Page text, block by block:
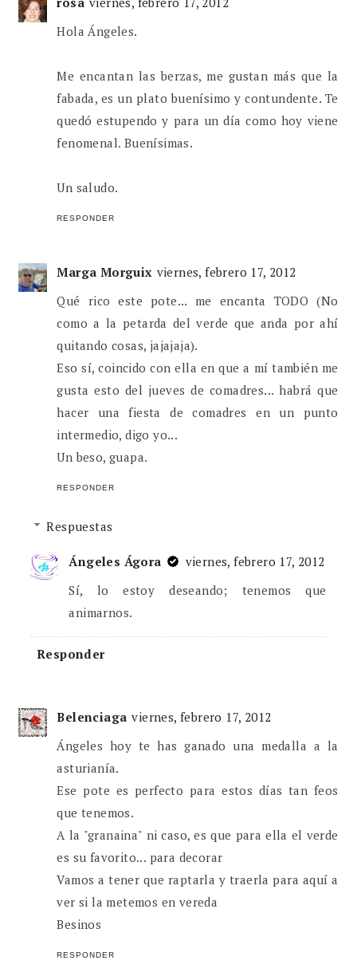
Hola Ángeles.
Me encantan las berzas, me gustan más que la
fabada, es un plato buenísimo y contundente. Te
quedó estupendo y para un día como hoy viene
fenomenal. Buenísimas.
Un saludo.
RESPONDER
Marga Morguix viernes, febrero 17, 2012
Qué rico este pote... me encanta TODO (No
como a la petarda del verde que anda por ahí
quitando cosas, jajajaja).
Eso sí, coincido con ella en que a mí también me
gusta esto del jueves de comadres... habrá que
hacer una fiesta de comadres en un punto
intermedio, digo yo...
Un beso, guapa.
RESPONDER
Respuestas
Ángeles Ágora
viernes, febrero 17, 2012
Sí, lo estoy deseando; tenemos que
animarnos.
Responder
Belenciaga viernes, febrero 17, 2012
Ángeles hoy te has ganado una medalla a la
asturianía.
Ese pote es perfecto para estos días tan feos
que tenemos.
A la "granaina" ni caso, es que para ella el verde
es su favorito... para decorar
Vamos a tener que raptarla y traerla para aquí a
ver si la metemos en vereda
Besinos
RESPONDER